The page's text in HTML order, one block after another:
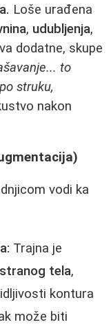
Loše urađena
, udubljenja,
dodatne, skupe
to
struku,
nakon
vodi ka
Trajna je
stranog tela,
kontura
može biti